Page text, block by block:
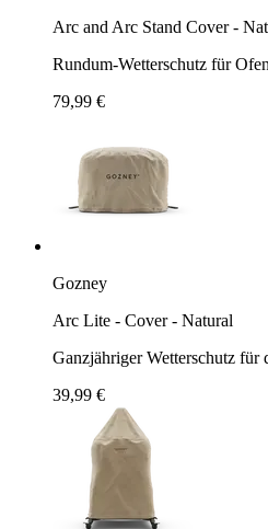
Arc and Arc Stand Cover -
Rundum-Wetterschutz für
79,99 €
Gozney
Arc Lite - Cover - Natural
Ganzjähriger Wetterschutz für
39,99 €